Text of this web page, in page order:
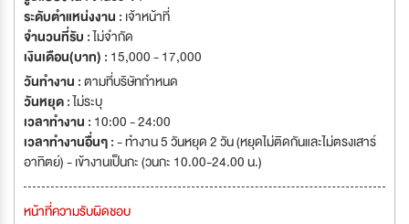
เป็นสำคัญ
ระดับตำแหน่งงาน : เจ้าหน้าที่
จำนวนที่รับ :ไม่จำกัด
เงินเดือน(บาท) : 15,000 - 17,000
วันทำงาน :ตามที่บริษัทกำหนด
วันหยุด :ไม่ระบุ
เวลาทำงาน : 10:00 - 24:00
เวลาทำงานอื่นๆ :- ทำงาน 5 วันหยุด 2 วัน (หยุดไม่ติดกันและไม่ตรงเสาร์
อาทิตย์) - เข้างานเป็นกะ (วนกะ 10.00-24.00 น.)
หน้าที่ความรับผิดชอบ